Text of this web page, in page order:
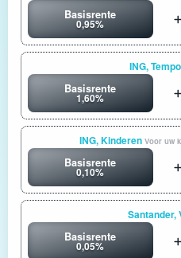
Basisrente
0,95%
ING,
Basisrente
1,60%
ING, Kinderen Voor uw
Basisrente
0,10%
Santander,
Basisrente
0,05%